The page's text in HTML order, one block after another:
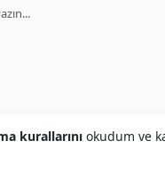
kurallarını okudum ve